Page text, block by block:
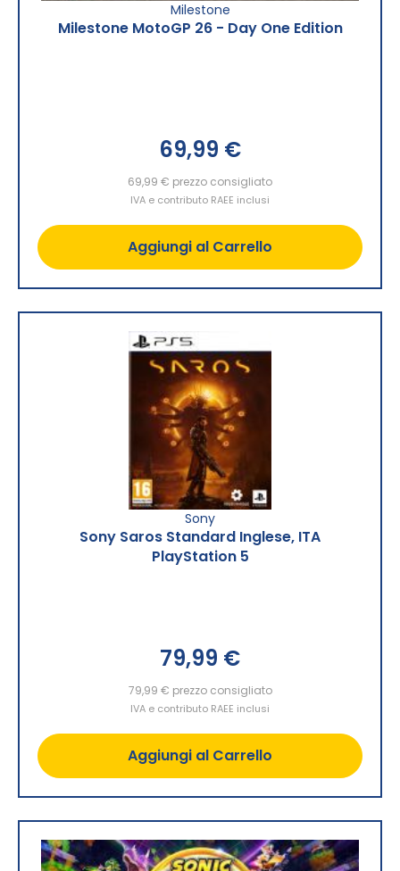
Milestone
Milestone MotoGP 26 - Day One Edition
69,99 €
69,99 € prezzo consigliato
IVA e contributo RAEE inclusi
Aggiungi al Carrello
Sony
Sony Saros Standard Inglese, ITA
PlayStation 5
79,99 €
79,99 € prezzo consigliato
IVA e contributo RAEE inclusi
Aggiungi al Carrello